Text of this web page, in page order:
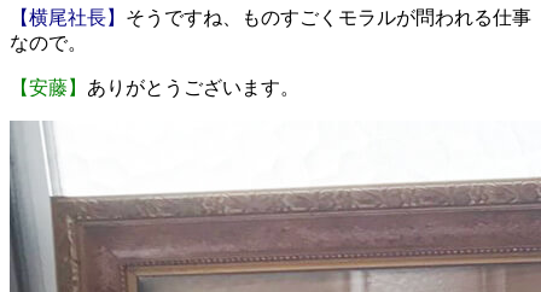
【横尾社長】 そうですね、ものすごくモラルが問われる仕事
なので。
【安藤】 ありがとうございます。